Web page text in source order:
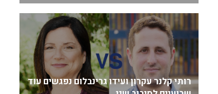
רותי קלנר עקרון ועידו גרינבלום נפגשים עוד